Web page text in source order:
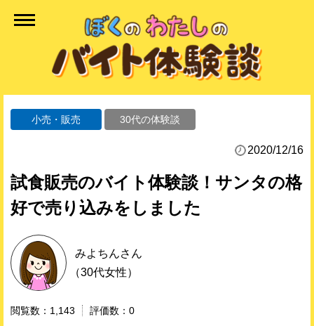
小売・販売 30代の体験談
2020/12/16
試食販売のバイト体験談！サンタの格
好で売り込みをしました
みよちんさん
（30代女性）
1,143 0